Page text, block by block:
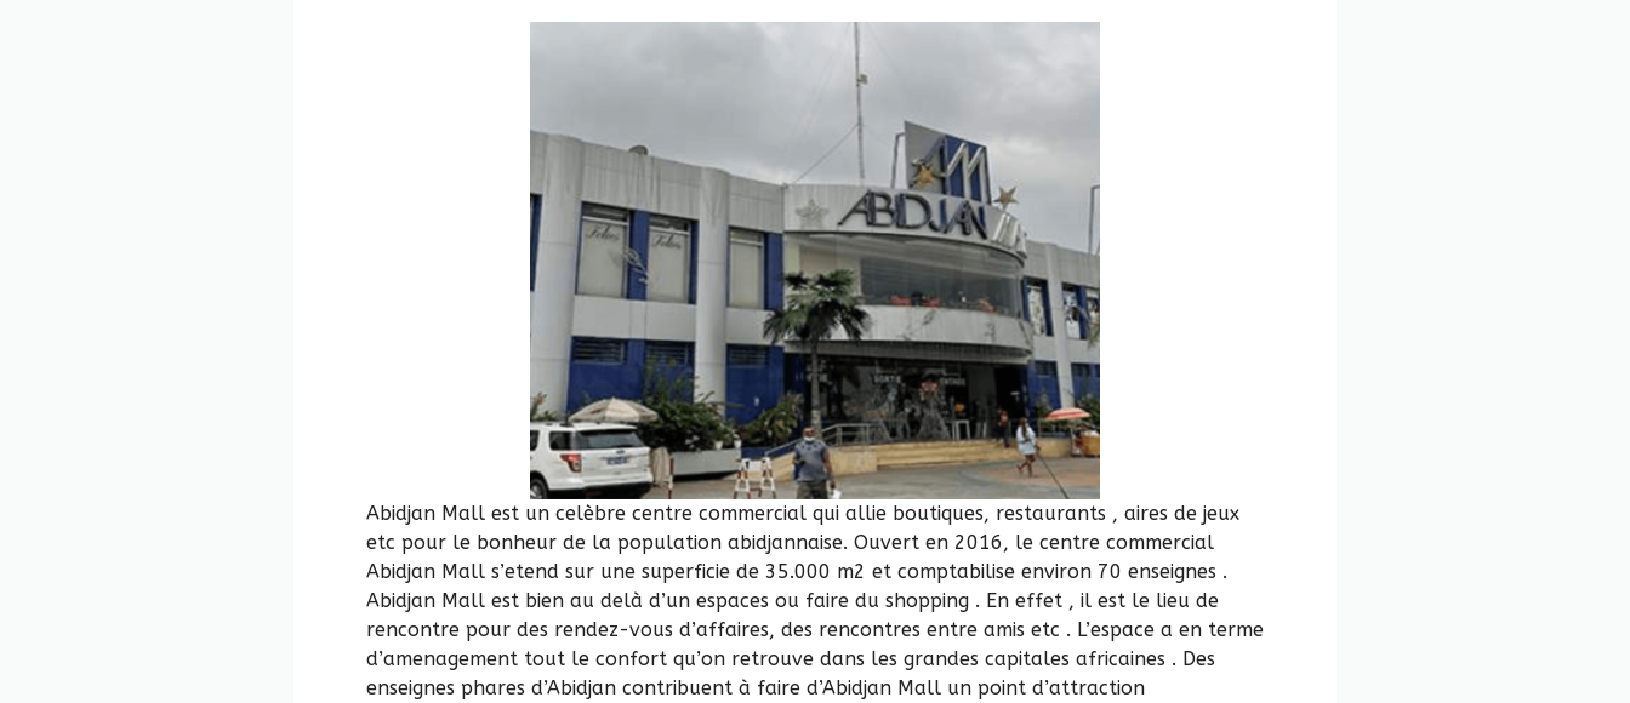
Abidjan Mall est un celèbre centre commercial qui allie boutiques, restaurants , aires de jeux
etc pour le bonheur de la population abidjannaise. Ouvert en 2016, le centre commercial
Abidjan Mall s’etend sur une superficie de 35.000 m2 et comptabilise environ 70 enseignes .
Abidjan Mall est bien au delà d’un espaces ou faire du shopping . En effet , il est le lieu de
rencontre pour des rendez-vous d’affaires, des rencontres entre amis etc . L’espace a en terme
d’amenagement tout le confort qu’on retrouve dans les grandes capitales africaines . Des
enseignes phares d’Abidjan contribuent à faire d’Abidjan Mall un point d’attraction